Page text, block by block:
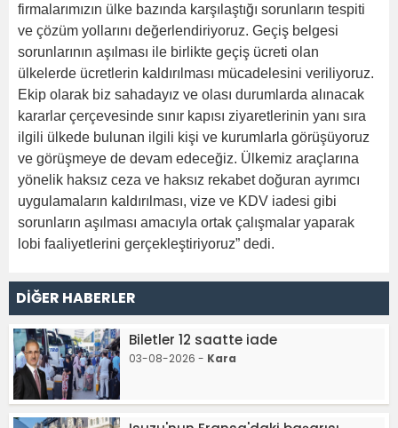
firmalarımızın ülke bazında karşılaştığı sorunların tespiti
ve çözüm yollarını değerlendiriyoruz. Geçiş belgesi
sorunlarının aşılması ile birlikte geçiş ücreti olan
ülkelerde ücretlerin kaldırılması mücadelesini veriliyoruz.
Ekip olarak biz sahadayız ve olası durumlarda alınacak
kararlar çerçevesinde sınır kapısı ziyaretlerinin yanı sıra
ilgili ülkede bulunan ilgili kişi ve kurumlarla görüşüyoruz
ve görüşmeye de devam edeceğiz. Ülkemiz araçlarına
yönelik haksız ceza ve haksız rekabet doğuran ayrımcı
uygulamaların kaldırılması, vize ve KDV iadesi gibi
sorunların aşılması amacıyla ortak çalışmalar yaparak
lobi faaliyetlerini gerçekleştiriyoruz” dedi.
DİĞER HABERLER
Biletler 12 saatte iade
03-08-2026 - Kara